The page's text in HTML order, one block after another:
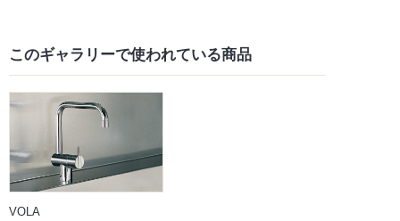
このギャラリーで使われている商品
VOLA